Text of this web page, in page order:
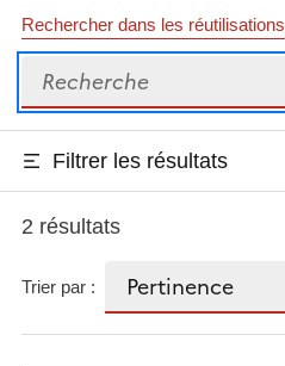
Rechercher dans les réutilisations
Recherche
Filtrer les résultats
2 résultats
Trier par :